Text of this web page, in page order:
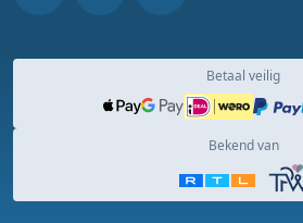
Betaal veilig
Bekend van